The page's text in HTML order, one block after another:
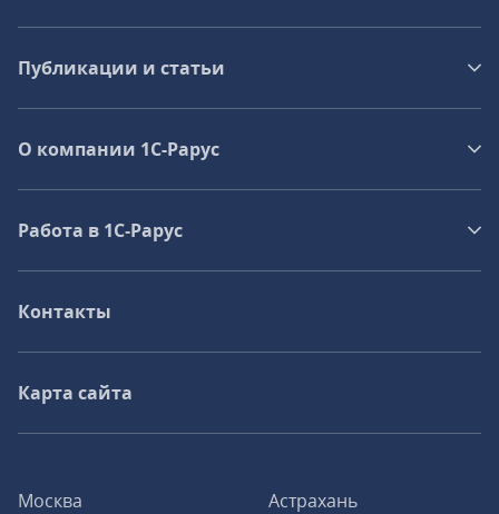
Москва
Астрахань
Публикации и статьи
О компании 1C-Рарус
Работа в 1С‑Рарус
Контакты
Карта сайта